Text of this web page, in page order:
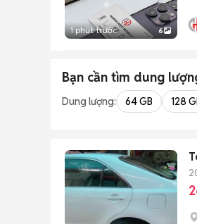
1 phút trước 6
Bạn cần tìm dung
Dung lượng: 64 GB 128